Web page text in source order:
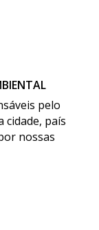
pelo
cidade, país
nossas